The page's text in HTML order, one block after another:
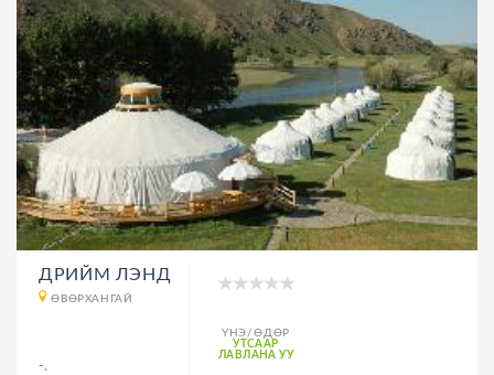
ДРИЙМ ЛЭНД
ӨВӨРХАНГАЙ
-.
ҮНЭ/ӨДӨР
УТСААР
ЛАВЛАНА УУ